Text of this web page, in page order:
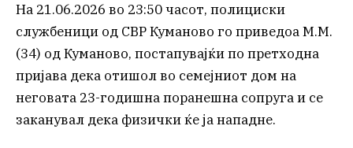
На 21.06.2026 во 23:50 часот, полициски
службеници од СВР Куманово го приведоа М.М.
(34) од Куманово, постапувајќи по претходна
пријава дека отишол во семејниот дом на
неговата 23-годишна поранешна сопруга и се
заканувал дека физички ќе ја нападне.